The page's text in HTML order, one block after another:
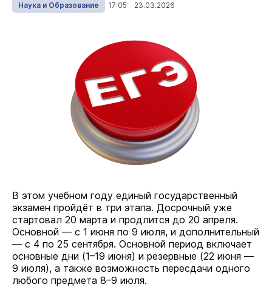
Наука и Образование 17:05 23.03.2026
В этом учебном году единый государственный
экзамен пройдёт в три этапа. Досрочный уже
стартовал 20 марта и продлится до 20 апреля.
Основной — с 1 июня по 9 июля, и дополнительный
— с 4 по 25 сентября. Основной период включает
основные дни (1–19 июня) и резервные (22 июня —
9 июля), а также возможность пересдачи одного
любого предмета 8–9 июля.